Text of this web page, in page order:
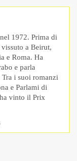
1972. Prima di
a Beirut,
e Roma. Ha
e parla
i suoi romanzi
e Parlami di
vinto il Prix